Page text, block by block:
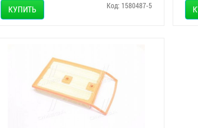
КУПИТЬ Код: 1580487-5